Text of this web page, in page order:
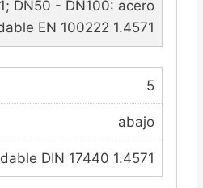
DN50 - DN100: acero
EN 100222 1.4571
5
abajo
DIN 17440 1.4571